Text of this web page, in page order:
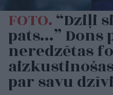
FOTO.“Dziļi
pats…” Dons
neredzētas
par savu dzīvi